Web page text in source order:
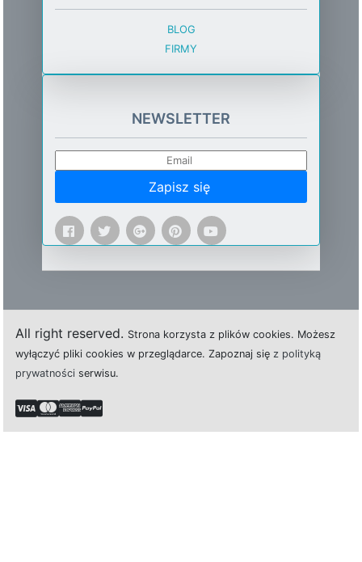
BLOG
FIRMY
NEWSLETTER
Zapisz się
All right reserved. Strona korzysta z plików cookies. Możesz
wyłączyć pliki cookies w przeglądarce. Zapoznaj się z polityką
prywatności serwisu.